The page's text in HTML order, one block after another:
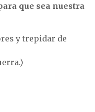
que sea nuestra
y trepidar de